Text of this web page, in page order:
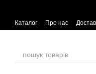
Каталог Про нас